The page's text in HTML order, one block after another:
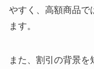
やすく、高額商品で
ます。
また、割引の背景を